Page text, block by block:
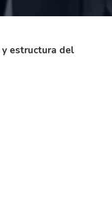
estructura del